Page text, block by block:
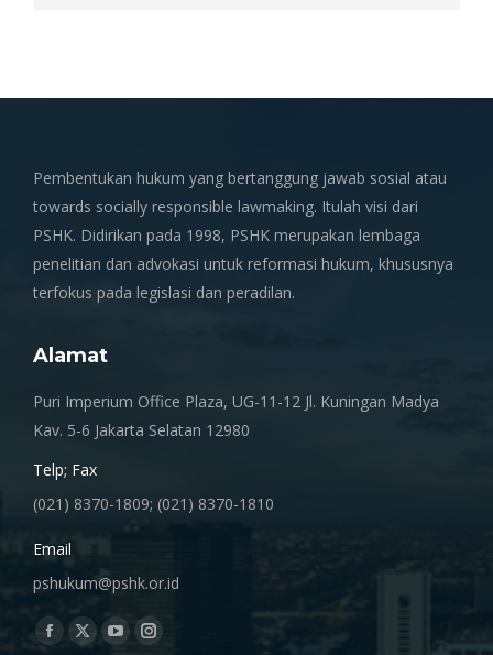
Pembentukan hukum yang bertanggung jawab sosial atau
towards socially responsible lawmaking. Itulah visi dari
PSHK. Didirikan pada 1998, PSHK merupakan lembaga
penelitian dan advokasi untuk reformasi hukum, khususnya
terfokus pada legislasi dan peradilan.
Alamat
Puri Imperium Office Plaza, UG-11-12 Jl. Kuningan Madya
Kav. 5-6 Jakarta Selatan 12980
Telp; Fax
(021) 8370-1809; (021) 8370-1810
Email
pshukum@pshk.or.id
Find us on:
Facebook
X
YouTubeInstagram